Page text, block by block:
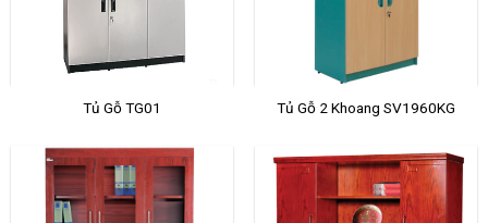
Tủ Gỗ TG01 Tủ Gỗ 2 Khoang SV1960KG